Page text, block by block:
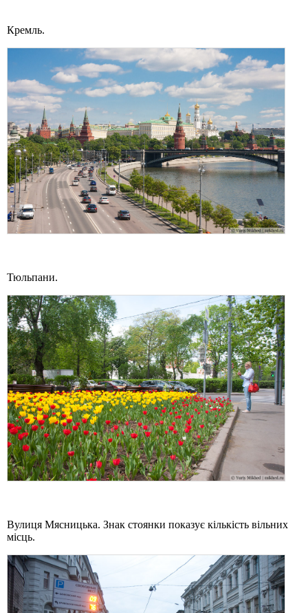
Кремль.
Тюльпани.
Вулиця Мясницька. Знак стоянки показує кількість вільних
місць.